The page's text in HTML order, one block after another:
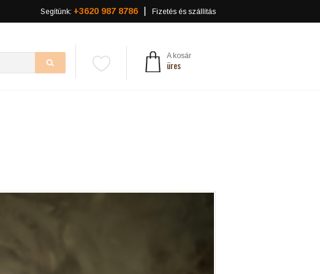
Segítünk: +3620 987 8786 Fizetés és szállítás
A kosár
üres